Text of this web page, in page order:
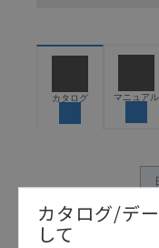
うな用途に使用
保できるよう設
ン事例は参考用
商品に接続され
のもそのまま記
カタログ マニュアル
カタログ/デ
して